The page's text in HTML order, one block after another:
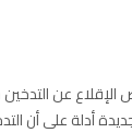
الإقلاع عن
أدلة على أن